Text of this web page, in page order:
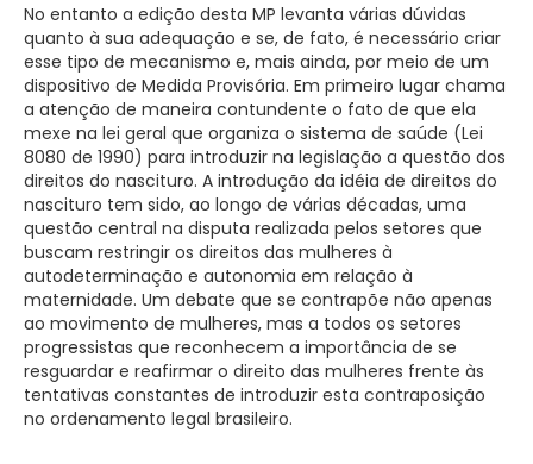
No entanto a edição desta MP levanta várias dúvidas
quanto à sua adequação e se, de fato, é necessário criar
esse tipo de mecanismo e, mais ainda, por meio de um
dispositivo de Medida Provisória. Em primeiro lugar chama
a atenção de maneira contundente o fato de que ela
mexe na lei geral que organiza o sistema de saúde (Lei
8080 de 1990) para introduzir na legislação a questão dos
direitos do nascituro. A introdução da idéia de direitos do
nascituro tem sido, ao longo de várias décadas, uma
questão central na disputa realizada pelos setores que
buscam restringir os direitos das mulheres à
autodeterminação e autonomia em relação à
maternidade. Um debate que se contrapõe não apenas
ao movimento de mulheres, mas a todos os setores
progressistas que reconhecem a importância de se
resguardar e reafirmar o direito das mulheres frente às
tentativas constantes de introduzir esta contraposição
no ordenamento legal brasileiro.